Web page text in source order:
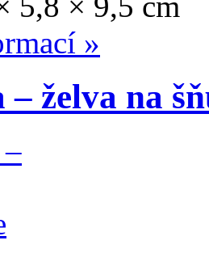
»
želva na